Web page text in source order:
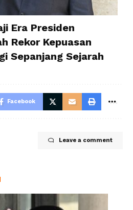
Era Presiden
Rekor Kepuasan
Sepanjang Sejarah
Facebook
Leave a comment